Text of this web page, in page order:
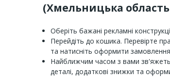
(Хмельницька
Оберіть бажані рекламні
Перейдіть до кошика. Перевірте
та натисніть оформити
Найближчим часом з вами
деталі, додаткові знижки та